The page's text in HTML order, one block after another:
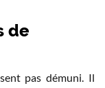
de
pas démuni. Il